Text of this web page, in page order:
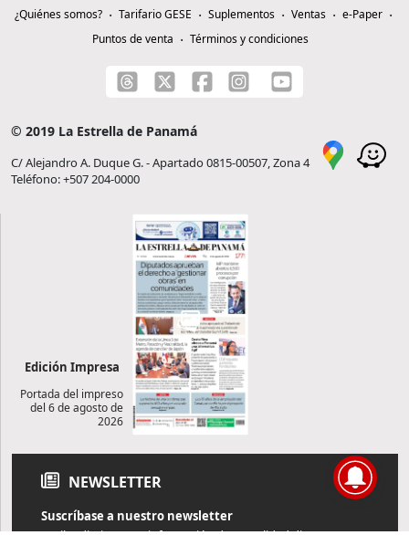
¿Quiénes somos? Tarifario GESE Suplementos Ventas
e-Paper
Puntos de venta
Términos y condiciones
© 2019 La Estrella de Panamá
C/ Alejandro A. Duque G. - Apartado 0815-00507, Zona 4
Teléfono: +507 204-0000
Edición Impresa
Portada del impreso
del 6 de agosto de
2026
NEWSLETTER
Suscríbase a nuestro newsletter